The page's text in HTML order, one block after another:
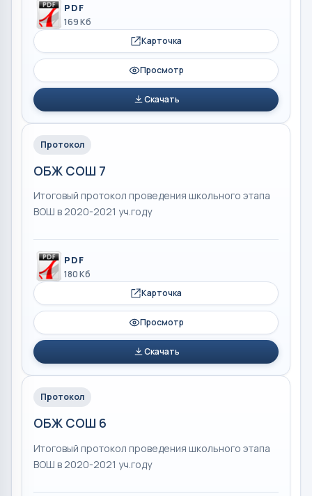
PDF
169 Кб
Карточка
Просмотр
Скачать
Протокол
ОБЖ СОШ 7
Итоговый протокол проведения школьного этапа
ВОШ в 2020-2021 уч.году
PDF
180 Кб
Карточка
Просмотр
Скачать
Протокол
ОБЖ СОШ 6
Итоговый протокол проведения школьного этапа
ВОШ в 2020-2021 уч.году